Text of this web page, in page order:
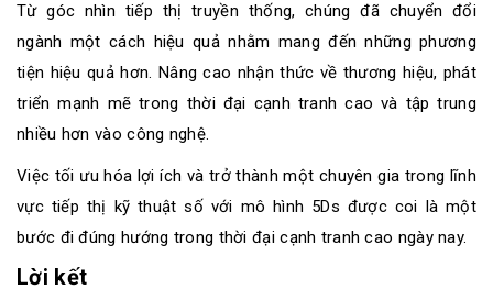
Từ góc nhìn tiếp thị truyền thống, chúng đã chuyển đổi
ngành một cách hiệu quả nhằm mang đến những phương
tiện hiệu quả hơn. Nâng cao nhận thức về thương hiệu, phát
triển mạnh mẽ trong thời đại cạnh tranh cao và tập trung
nhiều hơn vào công nghệ.
Việc tối ưu hóa lợi ích và trở thành một chuyên gia trong lĩnh
vực tiếp thị kỹ thuật số với mô hình 5Ds được coi là một
bước đi đúng hướng trong thời đại cạnh tranh cao ngày nay.
Lời kết